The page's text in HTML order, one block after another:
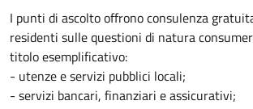
I punti di ascolto offrono consulenza
residenti sulle questioni di natura
titolo esemplificativo:
- utenze e servizi pubblici locali;
- servizi bancari, finanziari e assicurativi;